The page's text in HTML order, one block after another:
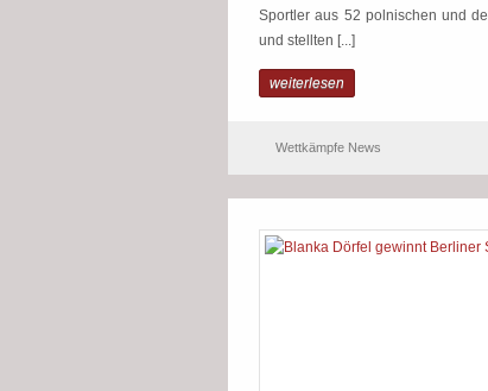
Sportler aus 52 polnischen und
und stellten [...]
weiterlesen
Wettkämpfe News